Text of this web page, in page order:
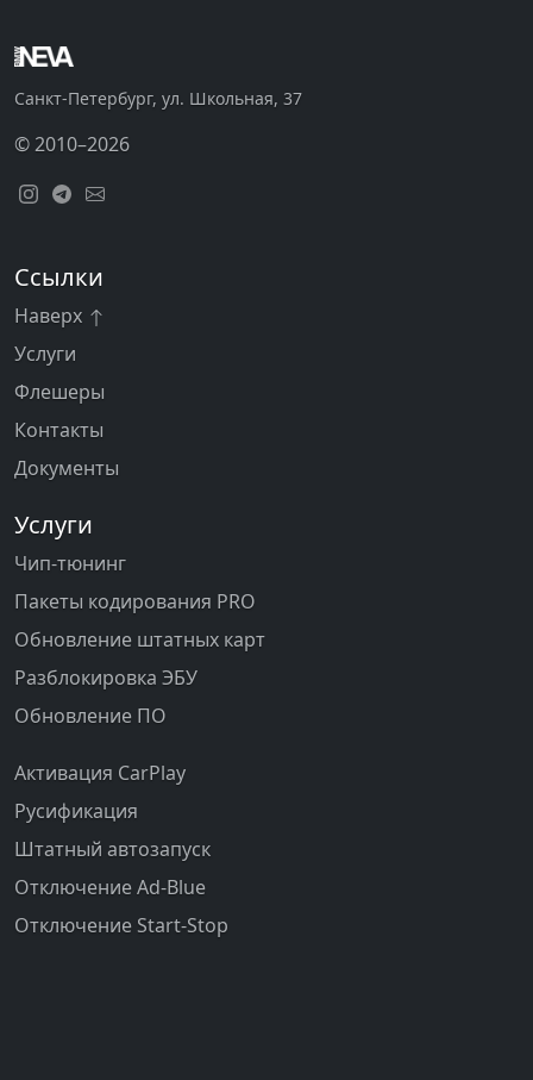
Санкт-Петербург, ул. Школьная, 37
© 2010–2026
Ссылки
Наверх
Услуги
Флешеры
Контакты
Документы
Услуги
Чип-тюнинг
Пакеты кодирования PRO
Обновление штатных карт
Разблокировка ЭБУ
Обновление ПО
Активация CarPlay
Русификация
Штатный автозапуск
Отключение Ad-Blue
Отключение Start-Stop